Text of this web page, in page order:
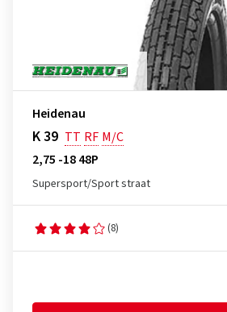
Heidenau
K 39 TT RF M/C
2,75 -18 48P
Supersport/Sport straat
(8)